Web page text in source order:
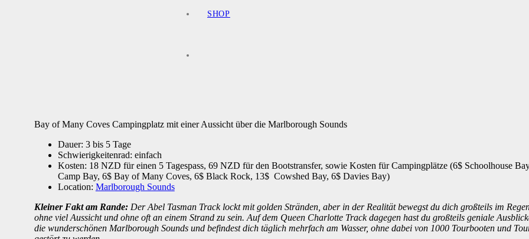
SHOP
Bay of Many Coves Campingplatz mit einer Aussicht über die Marlborough Sounds
Dauer: 3 bis 5 Tage
Schwierigkeitenrad: einfach
Kosten: 18 NZD für einen 5 Tagespass, 69 NZD für den Bootstransfer, sowie Kosten für Campingplätze (6$ Schoolhouse
Camp Bay, 6$ Bay of Many Coves, 6$ Black Rock, 13$ Cowshed Bay, 6$ Davies Bay)
Location: Marlborough Sounds
Kleiner Fakt am Rande:Der Abel Tasman Track lockt mit golden Stränden, aber in der Realität bewegst du dich großteils im
ohne viel Aussicht und ohne oft an einem Strand zu sein. Auf dem Queen Charlotte Track dagegen hast du großteils geniale
die wunderschönen Marlborough Sounds und befindest dich täglich mehrfach am Wasser, ohne dabei von 1000 Tourbooten und